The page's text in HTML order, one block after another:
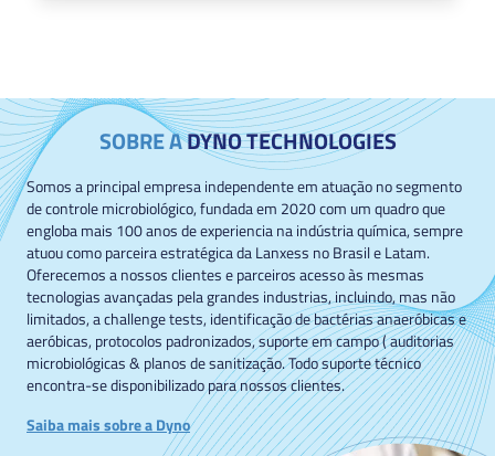
SOBRE ADYNO TECHNOLOGIES
Somos a principal empresa independente em atuação no segmento
de controle microbiológico, fundada em 2020 com um quadro que
engloba mais 100 anos de experiencia na indústria química, sempre
atuou como parceira estratégica da Lanxess no Brasil e Latam.
Oferecemos a nossos clientes e parceiros acesso às mesmas
tecnologias avançadas pela grandes industrias, incluindo, mas não
limitados, a challenge tests, identificação de bactérias anaeróbicas e
aeróbicas, protocolos padronizados, suporte em campo ( auditorias
microbiológicas & planos de sanitização. Todo suporte técnico
encontra-se disponibilizado para nossos clientes.
Saiba mais sobre a Dyno